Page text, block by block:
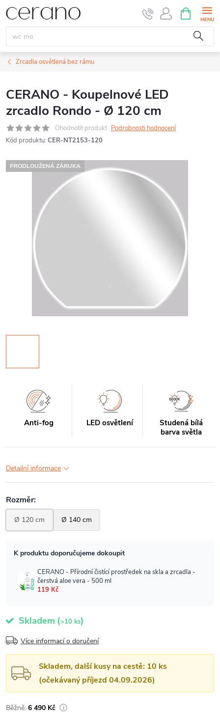
Přejít
na
obsah
NÁKUPNÍ
KOŠÍK
Zrcadla osvětlená bez rámu
CERANO - Koupelnové LED
zrcadlo Rondo - Ø 120 cm
Ohodnotit produkt Podrobnosti hodnocení
Kód produktu: CER-NT2153-120
PRODLOUŽENÁ ZÁRUKA
Anti-fog LED osvětlení
Studená bílá
barva světla
Detailní informace
Skladem (>10 ks)
Více informací o doručení
Skladem, další kusy na cestě: 10 ks
(očekávaný příjezd 04.09.2026)
6 490 Kč